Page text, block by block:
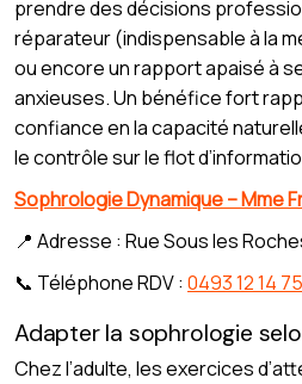
prendre des décisions
réparateur (indispensable à la
ou encore un rapport apaisé à
anxieuses. Un bénéfice fort
confiance en la capacité
le contrôle sur le flot
Sophrologie Dynamique – Mme
📍 Adresse : Rue Sous les
📞 Téléphone RDV : 0493 12 14 75
Adapter la sophrologie
Chez l’adulte, les exercices